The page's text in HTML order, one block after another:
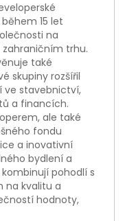
15 let
na
trhu.
také
skupiny rozšířil
ve stavebnictví,
a financích.
ale také
fondu
a inovativní
bydlení a
pohodlí s
na kvalitu a
hodnoty,